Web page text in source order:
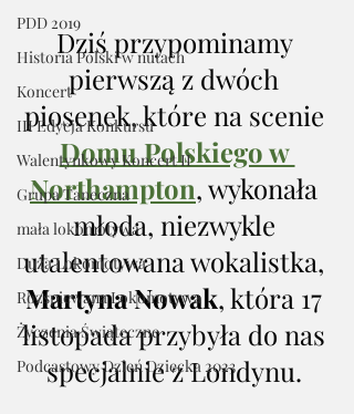
PDD 2019
Historia Polski w nutach
Koncert
III Edycja Konkursu
Walentynkowy Koncert II
Grupa Taneczna
mała lokomotywa
Duża Lokomotywa
Rozśpiewana Lokomotywa
Życzenia Świąteczne
Podcastowy Dzień Dziecka 2023
Dziś przypominamy
pierwszą z dwóch
piosenek, które na scenie
Domu Polskiego w
Northampton, wykonała
młoda, niezwykle
utalentowana wokalistka,
Martyna Nowak, która 17
listopada przybyła do nas
specjalnie z Londynu.